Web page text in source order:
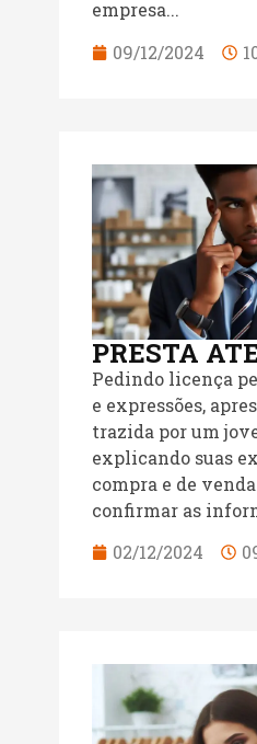
empresa...
09/12/2024
PRESTA
Pedindo licença
e expressões,
trazida por um
explicando suas
compra e de
confirmar as
02/12/2024